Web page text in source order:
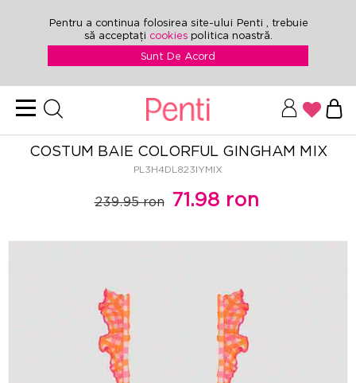
Pentru a continua folosirea site-ului Penti , trebuie
să acceptați cookies politica noastră.
Sunt De Acord
COSTUM BAIE COLORFUL GINGHAM MIX
PL3H4DL823IYMIX
239.95 ron 71.98 ron